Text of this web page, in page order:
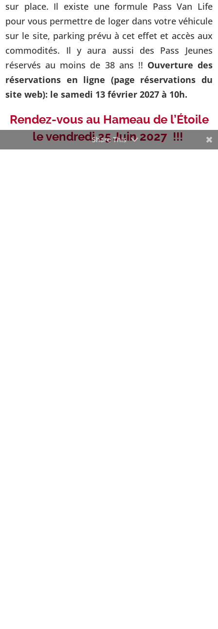
sur place. Il existe une formule Pass Van Life
pour vous permettre de loger dans votre véhicule
sur le site, parking prévu à cet effet et accès aux
commodités. Il y aura aussi des Pass Jeunes
réservés au moins de 38 ans !! Ouverture des
réservations en ligne (page réservations du
site web): le samedi 13 février 2027 à 10h.
Rendez-vous au Hameau de l’Étoile
le vendredi 25 Juin 2027 !!!
Share This